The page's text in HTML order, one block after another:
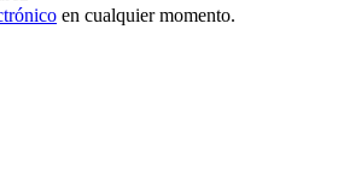
en cualquier momento.